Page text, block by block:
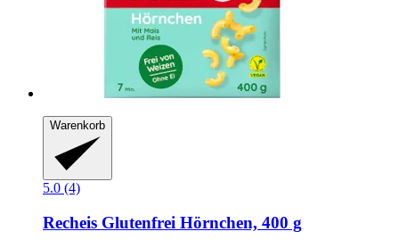
Warenkorb
5.0 (4)
Recheis Glutenfrei Hörnchen, 400 g